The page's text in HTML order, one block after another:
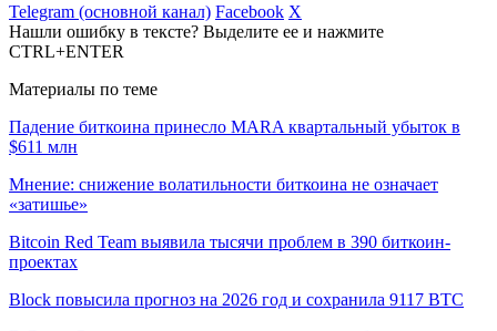
Telegram (основной канал) Facebook X
Нашли ошибку в тексте? Выделите ее и нажмите
CTRL+ENTER
Материалы по теме
Падение биткоина принесло MARA квартальный убыток в
$611 млн
Мнение: снижение волатильности биткоина не означает
«затишье»
Bitcoin Red Team выявила тысячи проблем в 390 биткоин-
проектах
Block повысила прогноз на 2026 год и сохранила 9117 BTC